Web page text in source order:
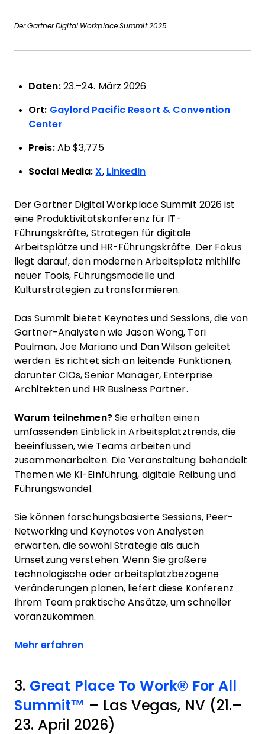
Der Gartner Digital Workplace Summit 2025
Daten:23.–24. März 2026
Ort: Gaylord Pacific Resort & Convention
Center
Preis:Ab $3,775
Social Media: X, LinkedIn
Der Gartner Digital Workplace Summit 2026 ist
eine Produktivitätskonferenz für IT-
Führungskräfte, Strategen für digitale
Arbeitsplätze und HR-Führungskräfte. Der Fokus
liegt darauf, den modernen Arbeitsplatz mithilfe
neuer Tools, Führungsmodelle und
Kulturstrategien zu transformieren.
Das Summit bietet Keynotes und Sessions, die von
Gartner-Analysten wie Jason Wong, Tori
Paulman, Joe Mariano und Dan Wilson geleitet
werden. Es richtet sich an leitende Funktionen,
darunter CIOs, Senior Manager, Enterprise
Architekten und HR Business Partner.
Warum teilnehmen?Sie erhalten einen
umfassenden Einblick in Arbeitsplatztrends, die
beeinflussen, wie Teams arbeiten und
zusammenarbeiten. Die Veranstaltung behandelt
Themen wie KI-Einführung, digitale Reibung und
Führungswandel.
Sie können forschungsbasierte Sessions, Peer-
Networking und Keynotes von Analysten
erwarten, die sowohl Strategie als auch
Umsetzung verstehen. Wenn Sie größere
technologische oder arbeitsplatzbezogene
Veränderungen planen, liefert diese Konferenz
Ihrem Team praktische Ansätze, um schneller
voranzukommen.
Mehr erfahrenOpens new window
3. Great Place To Work® For All
Summit™ – Las Vegas, NV (21.–
23. April 2026)